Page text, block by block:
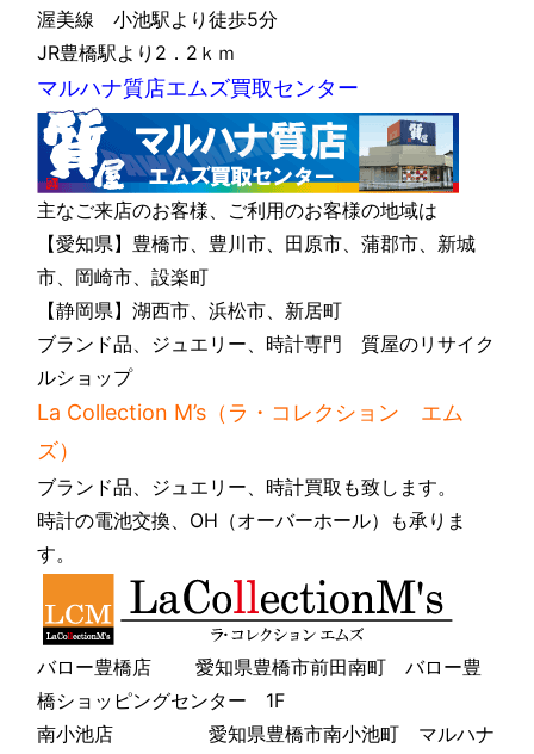
渥美線 小池駅より徒歩5分
JR豊橋駅より2．2ｋｍ
マルハナ質店エムズ買取センター
主なご来店のお客様、ご利用のお客様の地域は
【愛知県】豊橋市、豊川市、田原市、蒲郡市、新城
市、岡崎市、設楽町
【静岡県】湖西市、浜松市、新居町
ブランド品、ジュエリー、時計専門 質屋のリサイク
ルショップ
La Collection M’s（ラ・コレクション エム
ズ）
ブランド品、ジュエリー、時計買取も致します。
時計の電池交換、OH（オーバーホール）も承りま
す。
バロー豊橋店 愛知県豊橋市前田南町 バロー豊
橋ショッピングセンター 1F
南小池店 愛知県豊橋市南小池町 マルハナ